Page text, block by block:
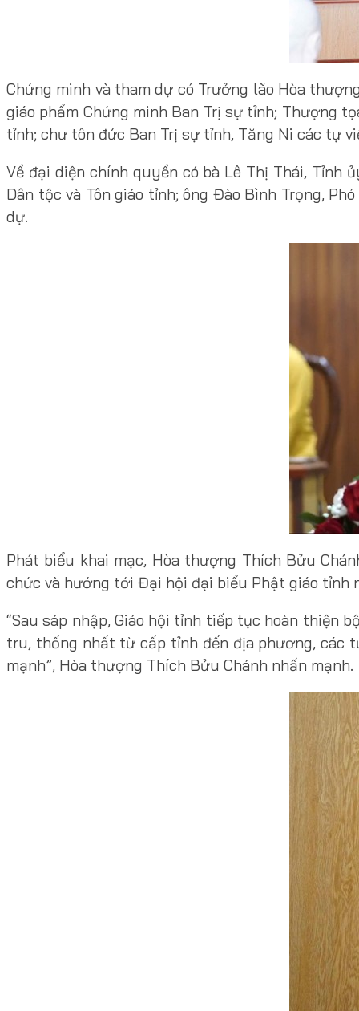
Chứng minh và tham dự có Trưởng lão Hòa
giáo phẩm Chứng minh Ban Trị sự tỉnh; Thượng
tỉnh; chư tôn đức Ban Trị sự tỉnh, Tăng Ni các tự
Về đại diện chính quyền có bà Lê Thị Thái, Tỉnh
Dân tộc và Tôn giáo tỉnh; ông Đào Bình Trọng,
dự.
Phát biểu khai mạc, Hòa thượng Thích Bửu
chức và hướng tới Đại hội đại biểu Phật giáo tỉnh
“Sau sáp nhập, Giáo hội tỉnh tiếp tục hoàn thiện
tru, thống nhất từ cấp tỉnh đến địa phương, các
mạnh”, Hòa thượng Thích Bửu Chánh nhấn mạnh.